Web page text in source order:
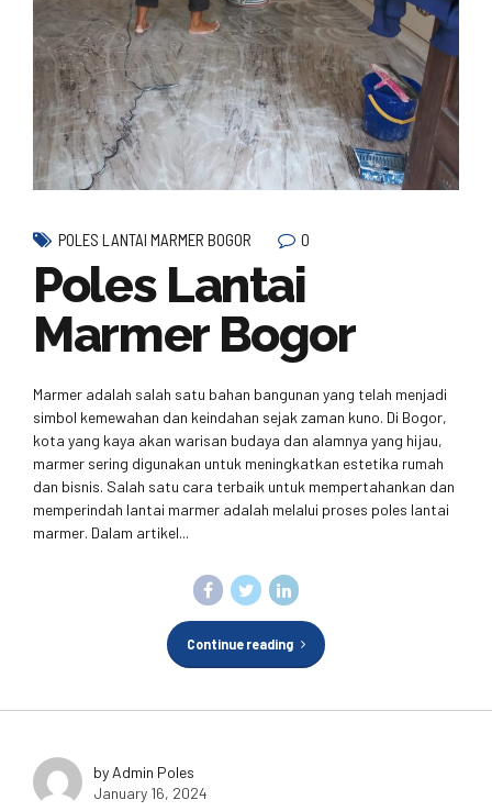
POLES LANTAI MARMER BOGOR 0
Poles Lantai
Marmer Bogor
Marmer adalah salah satu bahan bangunan yang telah menjadi
simbol kemewahan dan keindahan sejak zaman kuno. Di Bogor,
kota yang kaya akan warisan budaya dan alamnya yang hijau,
marmer sering digunakan untuk meningkatkan estetika rumah
dan bisnis. Salah satu cara terbaik untuk mempertahankan dan
memperindah lantai marmer adalah melalui proses poles lantai
marmer. Dalam artikel...
Continue reading
by Admin Poles
January 16, 2024